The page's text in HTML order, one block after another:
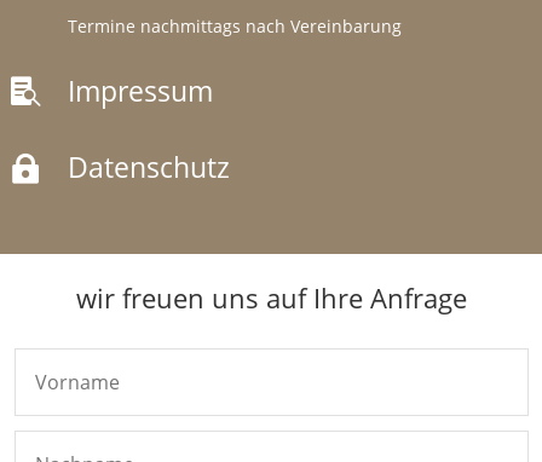
Termine nachmittags nach Vereinbarung
 Impressum
 Datenschutz
wir freuen uns auf Ihre Anfrage